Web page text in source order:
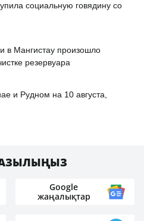
социальную говядину со
в Мангистау произошло
резервуара
и Рудном на 10 августа,
Google
жаңалықтар